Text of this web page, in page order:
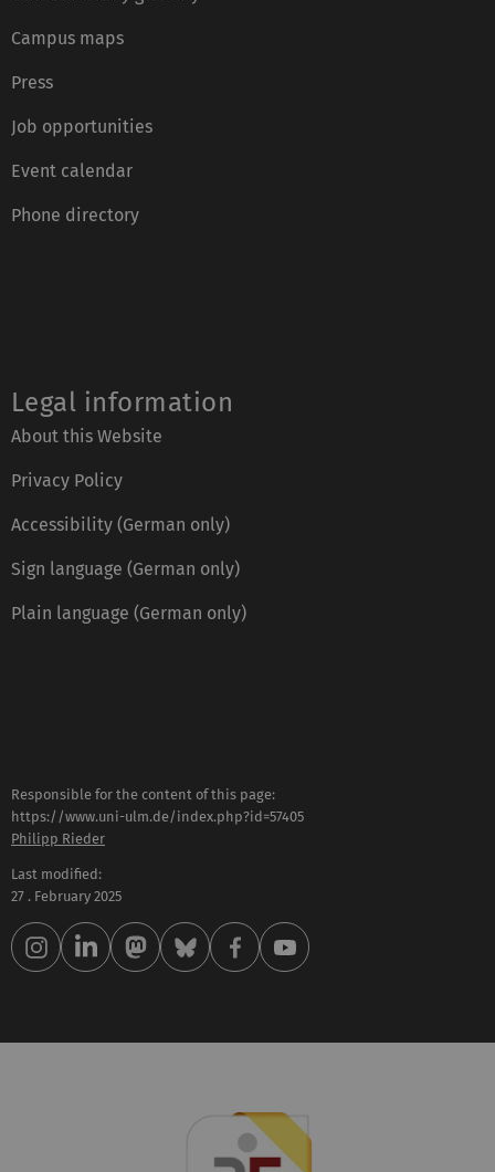
Campus maps
Press
Job opportunities
Event calendar
Phone directory
Legal information
About this Website
Privacy Policy
Accessibility (German only)
Sign language (German only)
Plain language (German only)
Responsible for the content of this page:
https://www.uni-ulm.de/index.php?id=57405
Philipp Rieder
Last modified:
27 . February 2025